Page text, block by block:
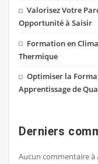
Valorisez Votre
Opportunité à Saisir
Formation en
Thermique
Optimiser la
Apprentissage de
Derniers
Aucun commentaire à